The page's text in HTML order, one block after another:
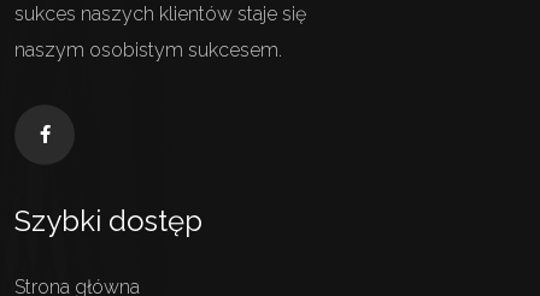
sukces naszych klientów staje się
naszym osobistym sukcesem.
Szybki dostęp
Strona główna